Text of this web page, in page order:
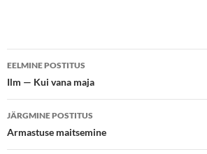
(
p
n
i
n
n
e
w
w
k
O
e
s
i
n
n
e
w
Postituste
töölaud
EELMINE POSTITUS
Ilm — Kui vana maja
JÄRGMINE POSTITUS
Armastuse maitsemine